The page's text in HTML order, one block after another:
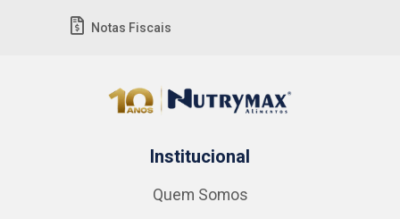
Notas Fiscais
Institucional
Quem Somos